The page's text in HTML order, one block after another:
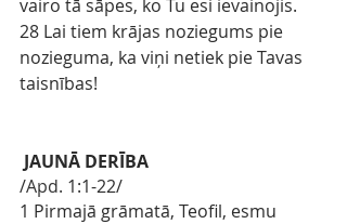
vairo tā sāpes, ko Tu esi ievainojis.
28 Lai tiem krājas noziegums pie
nozieguma, ka viņi netiek pie Tavas
taisnības!
JAUNĀ DERĪBA
/Apd. 1:1-22/
1 Pirmajā grāmatā, Teofil, esmu